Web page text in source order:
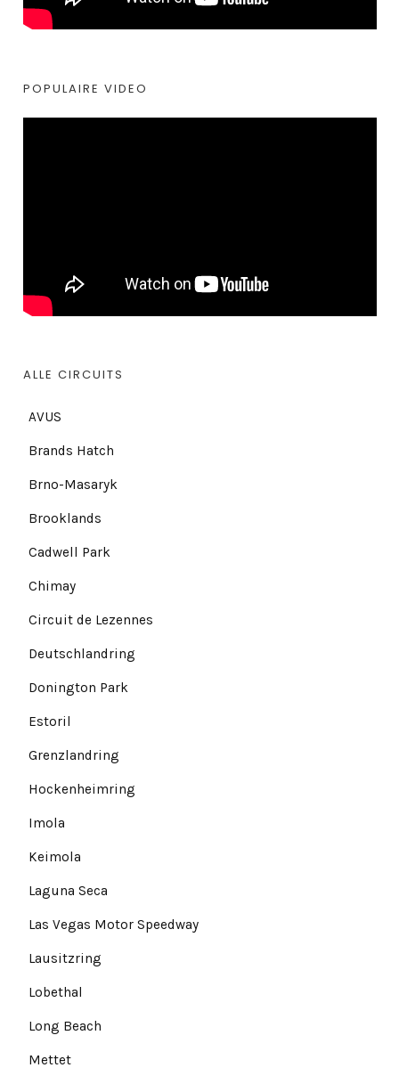
POPULAIRE VIDEO
ALLE CIRCUITS
AVUS
Brands Hatch
Brno-Masaryk
Brooklands
Cadwell Park
Chimay
Circuit de Lezennes
Deutschlandring
Donington Park
Estoril
Grenzlandring
Hockenheimring
Imola
Keimola
Laguna Seca
Las Vegas Motor Speedway
Lausitzring
Lobethal
Long Beach
Mettet